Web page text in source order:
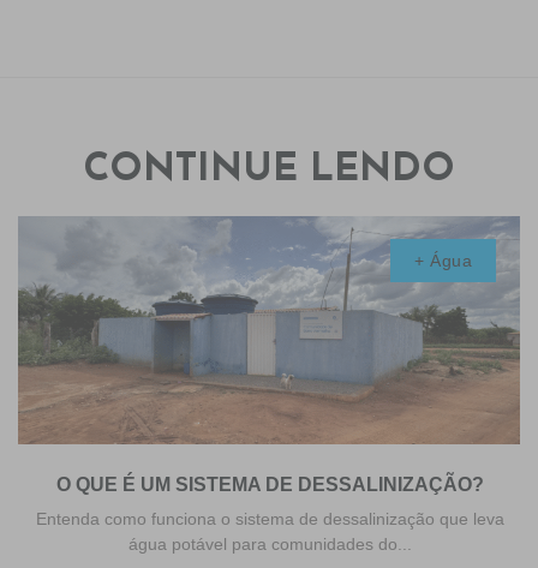
CONTINUE LENDO
+ Água
O QUE É UM SISTEMA DE DESSALINIZAÇÃO?
Entenda como funciona o sistema de dessalinização que leva
água potável para comunidades do...